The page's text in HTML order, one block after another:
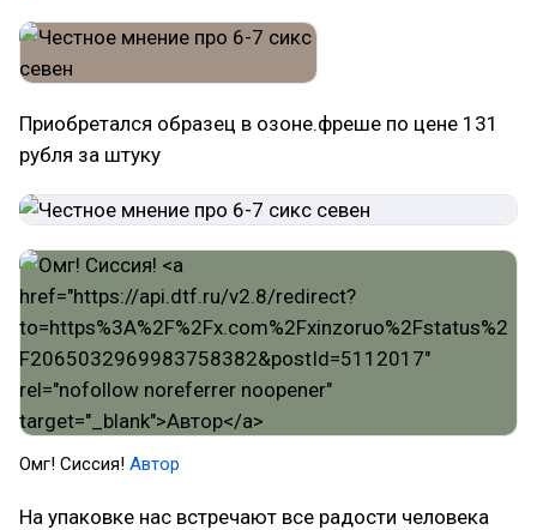
Приобретался образец в озоне.фреше по цене 131
рубля за штуку
Омг! Сиссия! Автор
На упаковке нас встречают все радости человека